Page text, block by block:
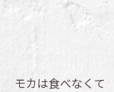
モカは食べなくて